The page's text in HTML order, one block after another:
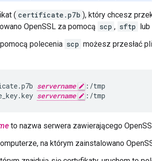
( certificate.p7b ), który chcesz
OpenSSL za pomocą scp , sftp lub
polecenia scp możesz przesłać
servername
:/tmp
servername :/tmp
to nazwa serwera zawierającego
na którym zainstalowano